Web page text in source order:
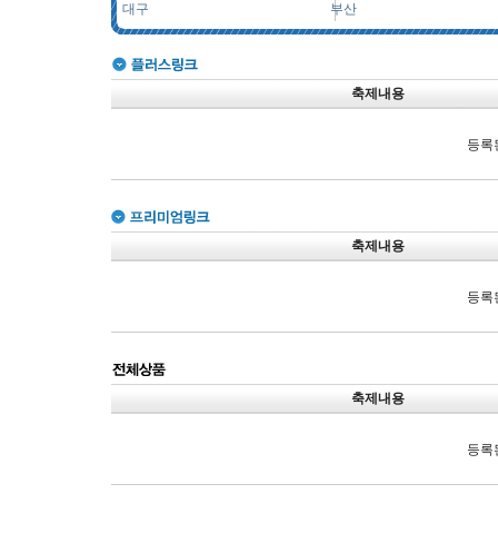
대구
부산
축제내용
등록
축제내용
등록
축제내용
등록